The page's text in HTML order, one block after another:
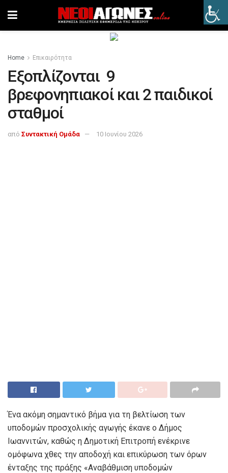
Home Επικαιρότητα
Εξοπλίζονται 9
βρεφονηπιακοί και 2 παιδικοί
σταθμοί
από Συντακτική Ομάδα 10 Ιουνίου 2026
Ένα ακόμη σημαντικό βήμα για τη βελτίωση των
υποδομών προσχολικής αγωγής έκανε ο Δήμος
Ιωαννιτών, καθώς η Δημοτική Επιτροπή ενέκρινε
ομόφωνα χθες την αποδοχή και επικύρωση των όρων
ένταξης της πράξης «Αναβάθμιση υποδομών